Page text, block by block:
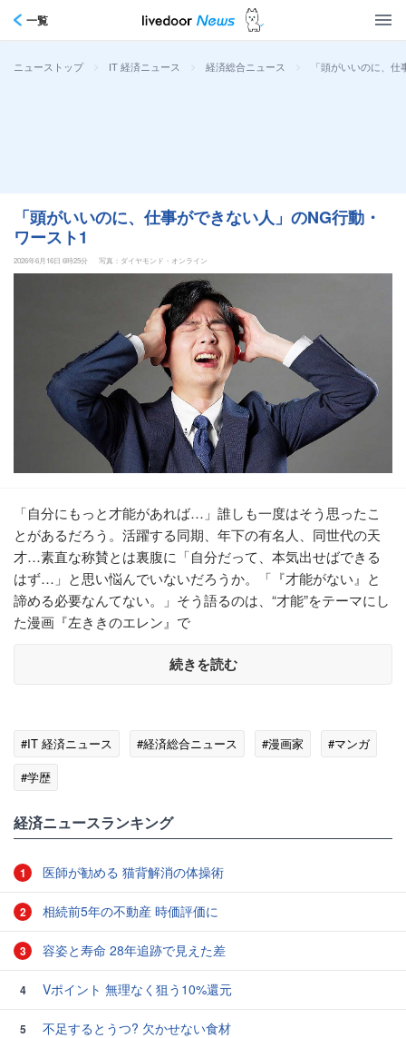
一覧
ニューストップ > IT 経済ニュース > 経済総合ニュース > 「頭がいいのに、
「頭がいいのに、仕事ができない人」のNG行動・
ワースト1
2026年6月16日 6時25分 写真：ダイヤモンド・オンライン
「自分にもっと才能があれば…」誰しも一度はそう思ったこ
とがあるだろう。活躍する同期、年下の有名人、同世代の天
才…素直な称賛とは裏腹に「自分だって、本気出せばできる
はず…」と思い悩んでいないだろうか。「『才能がない』と
諦める必要なんてない。」そう語るのは、“才能”をテーマにし
た漫画『左ききのエレン』で
続きを読む
#IT 経済ニュース #経済総合ニュース #漫画家
#マンガ
#学歴
経済ニュースランキング
1 医師が勧める 猫背解消の体操術
2 相続前5年の不動産 時価評価に
3 容姿と寿命 28年追跡で見えた差
4 Vポイント 無理なく狙う10%還元
5
不足するとうつ? 欠かせない食材